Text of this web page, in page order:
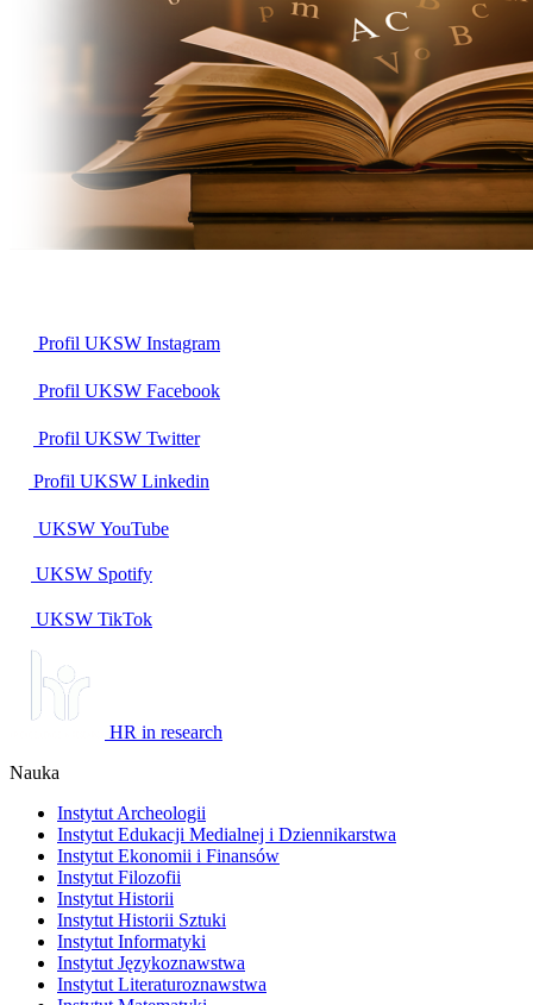
Profil UKSW Instagram
Profil UKSW Facebook
Profil UKSW Twitter
Profil UKSW Linkedin
UKSW YouTube
UKSW Spotify
UKSW TikTok
HR in research
Nauka
Instytut Archeologii
Instytut Edukacji Medialnej i Dziennikarstwa
Instytut Ekonomii i Finansów
Instytut Filozofii
Instytut Historii
Instytut Historii Sztuki
Instytut Informatyki
Instytut Językoznawstwa
Instytut Literaturoznawstwa